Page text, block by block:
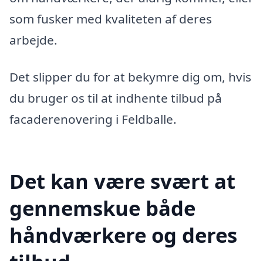
som fusker med kvaliteten af deres
arbejde.
Det slipper du for at bekymre dig om, hvis
du bruger os til at indhente tilbud på
facaderenovering i Feldballe.
Det kan være svært at
gennemskue både
håndværkere og deres